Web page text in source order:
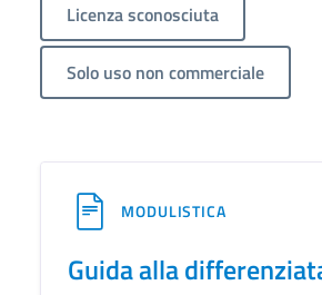
Licenza sconosciuta
Solo uso non commerciale
MODULISTICA
Guida alla